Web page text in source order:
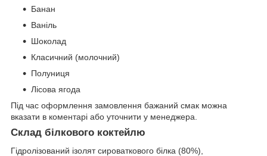
Банан
Ваніль
Шоколад
Класичний (молочний)
Полуниця
Лісова ягода
Під час оформлення замовлення бажаний смак можна
вказати в коментарі або уточнити у менеджера.
Склад білкового коктейлю
Гідролізований ізолят сироваткового білка (80%),